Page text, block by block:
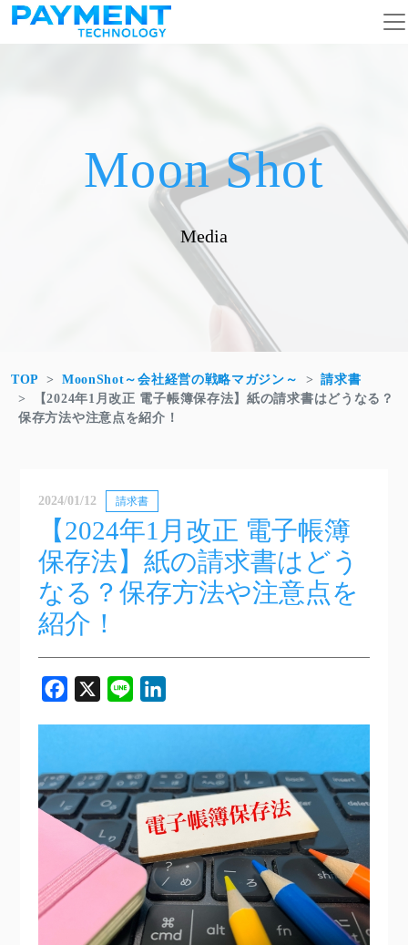
コンテンツへスキップ
メインナビゲーション
Moon Shot
Media
TOP MoonShot～会社経営の戦略マガジン～
請求書
【2024年1月改正 電子帳簿保存法】紙の請求書はどうなる？
保存方法や注意点を紹介！
2024/01/12 請求書
【2024年1月改正 電子帳簿
保存法】紙の請求書はどう
なる？保存方法や注意点を
紹介！
Facebook
X Line